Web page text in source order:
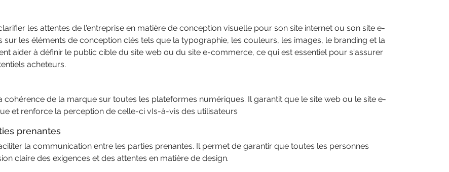
les attentes de l'entreprise en matière de conception visuelle pour son site internet ou son site e-
les éléments de conception clés tels que la typographie, les couleurs, les images, le branding et la
aider à définir le public cible du site web ou du site e-commerce, ce qui est essentiel pour s'assurer
acheteurs.
de la marque sur toutes les plateformes numériques. Il garantit que le site web ou le site e-
et renforce la perception de celle-ci vIs-à-vis des utilisateurs
prenantes
la communication entre les parties prenantes. Il permet de garantir que toutes les personnes
claire des exigences et des attentes en matière de design.